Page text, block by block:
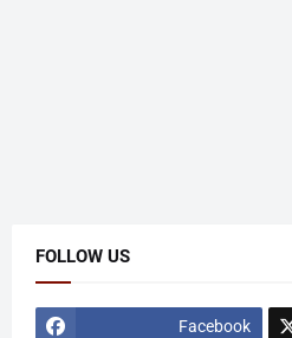
FOLLOW US
Facebook